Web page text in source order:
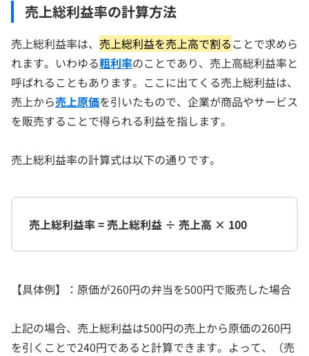
売上総利益率の計算方法
売上総利益率は、 売上総利益を売上高で割ることで求めら
れます。いわゆる粗利率のことであり、売上高総利益率と
呼ばれることもあります。ここに出てくる売上総利益は、
売上から売上原価を引いたもので、企業が商品やサービス
を販売することで得られる利益を指します。
売上総利益率の計算式は以下の通りです。
売上総利益率 = 売上総利益 ÷ 売上高 × 100
【具体例】：原価が260円の弁当を500円で販売した場合
上記の場合、売上総利益は500円の売上から原価の260円
を引くことで240円であると計算できます。よって、（売